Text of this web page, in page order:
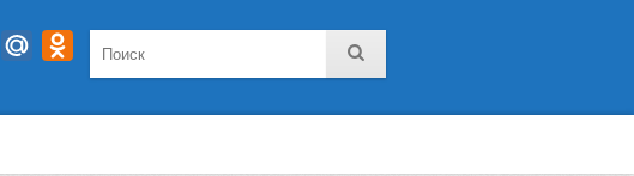
WhatsAppMail.RuOdnoklassniki